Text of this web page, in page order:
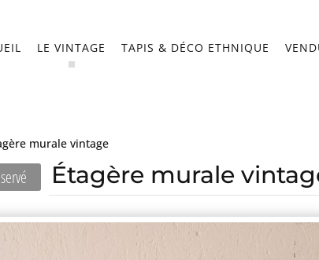
LE VINTAGE TAPIS & DÉCO ETHNIQUE
murale vintage
Étagère murale